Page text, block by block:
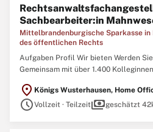
Sachbearbeiter:in
Mittelbrandenburgische Sparkasse
des öffentlichen Rechts
Aufgaben Profil Wir bieten Werden
Gemeinsam mit über 1.400
Flächensparkasse Deutschlands und
über 750.000 Kundinnen und Kunden
location_on Königs Wusterhausen, Home
scheduleVollzeit · Teilzeitpaymentsgeschätzt